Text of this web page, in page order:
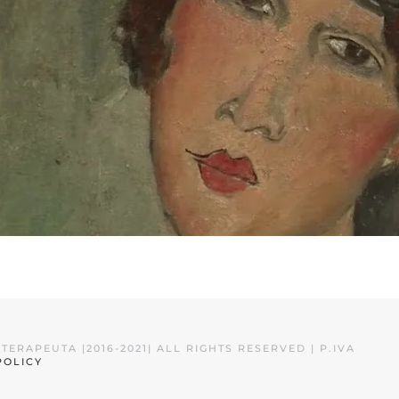
|2016-2021| ALL RIGHTS RESERVED | P.IVA